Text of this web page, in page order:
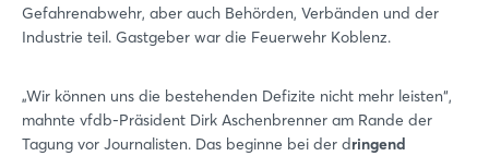
Gefahrenabwehr, aber auch Behörden, Verbänden und der
Industrie teil. Gastgeber war die Feuerwehr Koblenz.
„Wir können uns die bestehenden Defizite nicht mehr leisten“,
mahnte vfdb-Präsident Dirk Aschenbrenner am Rande der
Tagung vor Journalisten. Das beginne bei der dringend